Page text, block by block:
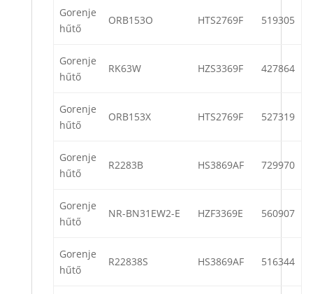
Gorenje
hűtő
ORB153O HTS2769F 519305
Gorenje
hűtő
RK63W HZS3369F 427864
Gorenje
hűtő
ORB153X HTS2769F 527319
Gorenje
hűtő
R2283B HS3869AF 729970
Gorenje
hűtő
NR-BN31EW2-E HZF3369E 560907
Gorenje
hűtő
R22838S HS3869AF 516344